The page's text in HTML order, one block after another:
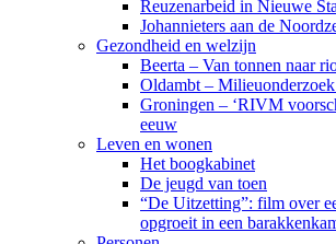
Reuzenarbeid in Nieuwe
Johannieters aan de
Gezondheid en welzijn
Beerta – Van tonnen naar
Oldambt –
Groningen – ‘RIVM
eeuw
Leven en wonen
Het boogkabinet
De jeugd van toen
“De Uitzetting”: film over
opgroeit in een